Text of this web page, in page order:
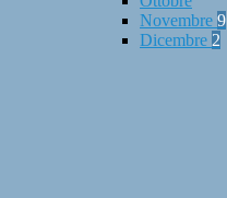
Novembre 9
Dicembre 2